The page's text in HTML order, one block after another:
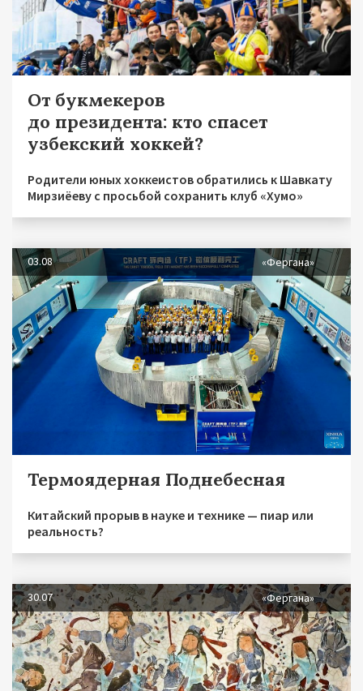
От букмекеров
до президента: кто спасет
узбекский хоккей?
Родители юных хоккеистов обратились к Шавкату
Мирзиёеву с просьбой сохранить клуб «Хумо»
03.08 «Фергана»
Термоядерная Поднебесная
Китайский прорыв в науке и технике — пиар или
реальность?
30.07 «Фергана»